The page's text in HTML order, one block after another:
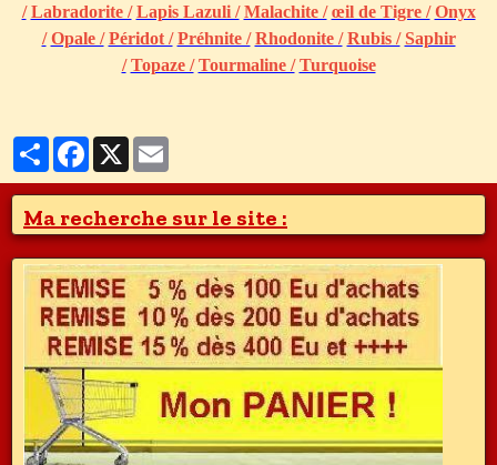
/ Labradorite / Lapis Lazuli / Malachite / œil de Tigre / Onyx
/ Opale / Péridot / Préhnite / Rhodonite / Rubis / Saphir
/ Topaze / Tourmaline / Turquoise
PartagerFacebook
X
Ma recherche sur le site :